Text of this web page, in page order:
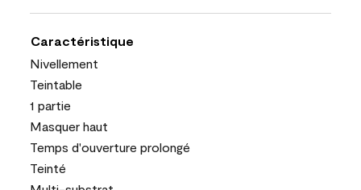
Caractéristique
Nivellement
Teintable
1 partie
Masquer haut
Temps d'ouverture prolongé
Teinté